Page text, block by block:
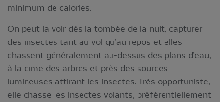
minimum de calories.
On peut la voir dès la tombée de la nuit, capturer
des insectes tant au vol qu’au repos et elles
chassent généralement au-dessus des plans d’eau,
à la cime des arbres et près des sources
lumineuses attirant les insectes. Très opportuniste,
elle chasse les insectes volants, préférentiellement